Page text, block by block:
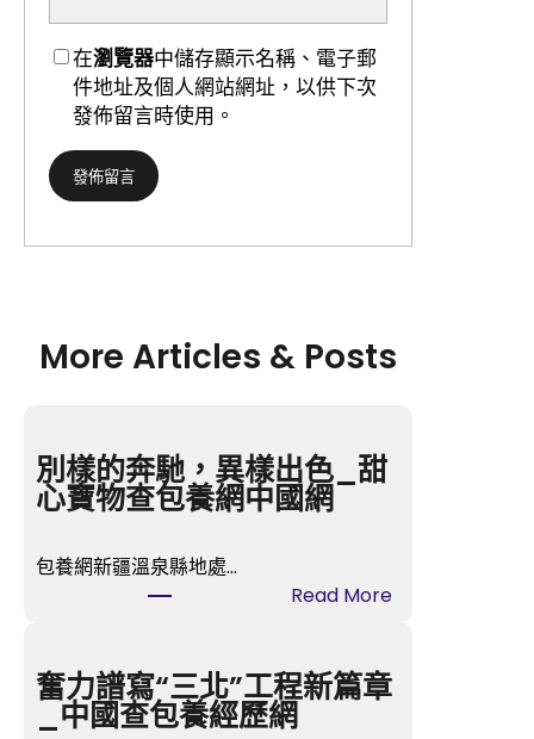
在瀏覽器中儲存顯示名稱、電子郵
件地址及個人網站網址，以供下次
發佈留言時使用。
More Articles & Posts
別樣的奔馳，異樣出色_甜
心寶物查包養網中國網
包養網新疆溫泉縣地處…
Read More:
的
奮力譜寫“三北”工程新篇章
_中國查包養經歷網